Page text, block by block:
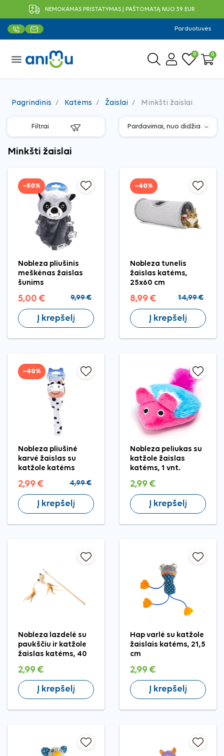
NEMOKAMAS PRISTATYMAS Į PAŠTOMATĄ NUO 39 EUR
Parduotuvės
menu 0 0
Pagrindinis Katėms Žaislai Minkšti žaislai
Filtrai
Minkšti žaislai
−50%
Nobleza pliušinis
meškėnas žaislas
šunims
5,00 € 9,99 €
Į krepšelį
−40%
Nobleza tunelis
žaislas katėms,
25x60 cm
8,99 € 14,99 €
Į krepšelį
−40%
Nobleza pliušinė
karvė žaislas su
katžole katėms
2,99 € 4,99 €
Į krepšelį
Nobleza peliukas su
katžole žaislas
katėms, 1 vnt.
2,99 €
Į krepšelį
Nobleza lazdelė su
paukščiu ir katžole
žaislas katėms, 40
2,99 €
Į krepšelį
Hap varlė su katžole
žaislais katėms, 21,5
cm
2,99 €
Į krepšelį